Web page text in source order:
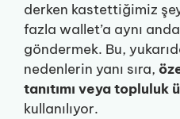
derken kastettiğimiz
fazla wallet’a aynı
göndermek. Bu,
nedenlerin yanı sıra,
tanıtımı veya
kullanılıyor.